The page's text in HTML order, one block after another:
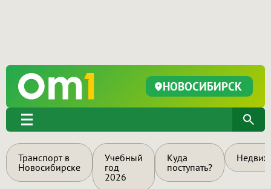
НОВОСИБИРСК
Транспорт в
Новосибирске
Учебный
год
2026
Куда
поступать?